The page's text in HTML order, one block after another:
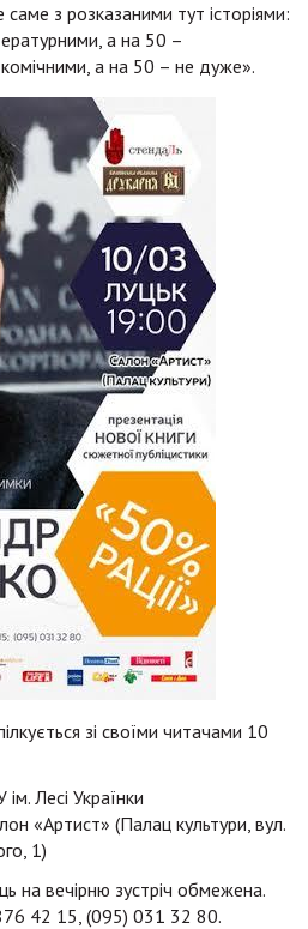
з розказаними тут історіями:
а на 50 –
а на 50 – не дуже».
зі своїми читачами 10
Лесі Українки
«Артист» (Палац культури, вул.
1)
на вечірню зустріч обмежена.
42 15, (095) 031 32 80.